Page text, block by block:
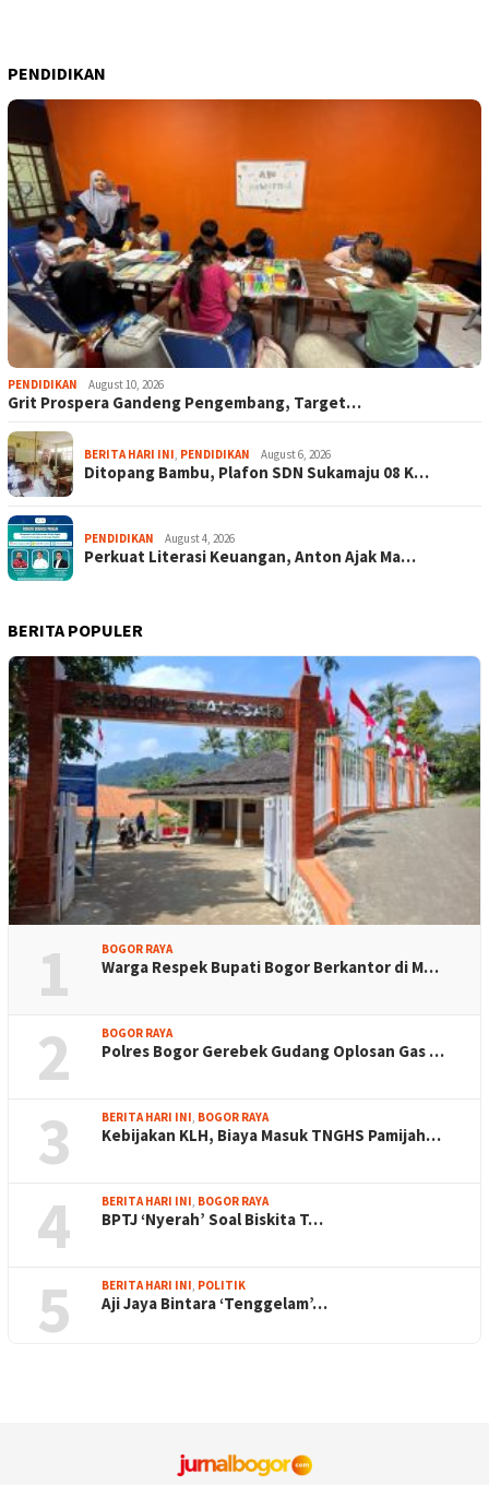
PENDIDIKAN
PENDIDIKAN August 10, 2026
Grit Prospera Gandeng Pengembang, Target…
BERITA HARI INI PENDIDIKAN August 6, 2026
Ditopang Bambu, Plafon SDN Sukamaju 08 K…
PENDIDIKAN August 4, 2026
Perkuat Literasi Keuangan, Anton Ajak Ma…
BERITA POPULER
1 BOGOR RAYA
Warga Respek Bupati Bogor Berkantor di M…
2 BOGOR RAYA
Polres Bogor Gerebek Gudang Oplosan Gas …
3 BERITA HARI INI BOGOR RAYA
Kebijakan KLH, Biaya Masuk TNGHS Pamijah…
4 BERITA HARI INI BOGOR RAYA
BPTJ ‘Nyerah’ Soal Biskita T…
5 BERITA HARI INI POLITIK
Aji Jaya Bintara ‘Tenggelam’…